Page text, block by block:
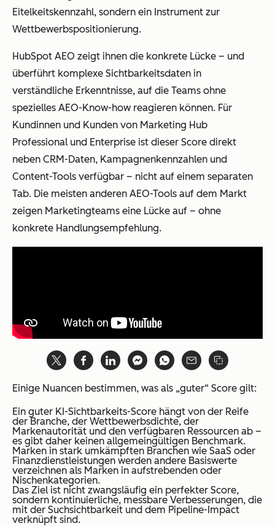
Eitelkeitskennzahl, sondern ein Instrument zur
Wettbewerbspositionierung.
HubSpot AEO zeigt ihnen die konkrete Lücke – und
überführt komplexe Sichtbarkeitsdaten in
verständliche Erkenntnisse, auf die Teams ohne
spezielles AEO-Know-how reagieren können. Für
Kundinnen und Kunden von Marketing Hub
Professional und Enterprise ist dieser Score direkt
neben CRM-Daten, Kampagnenkennzahlen und
Content-Tools verfügbar – nicht auf einem separaten
Tab. Die meisten anderen AEO-Tools auf dem Markt
zeigen Marketingteams eine Lücke auf – ohne
konkrete Handlungsempfehlung.
Einige Nuancen bestimmen, was als „guter“ Score gilt:
Ein guter KI-Sichtbarkeits-Score hängt von der Reife
der Branche, der Wettbewerbsdichte, der
Markenautorität und den verfügbaren Ressourcen ab –
es gibt daher keinen allgemeingültigen Benchmark.
Marken in stark umkämpften Branchen wie SaaS oder
Finanzdienstleistungen werden andere Basiswerte
verzeichnen als Marken in aufstrebenden oder
Nischenkategorien.
Das Ziel ist nicht zwangsläufig ein perfekter Score,
sondern kontinuierliche, messbare Verbesserungen, die
mit der Suchsichtbarkeit und dem Pipeline-Impact
verknüpft sind.